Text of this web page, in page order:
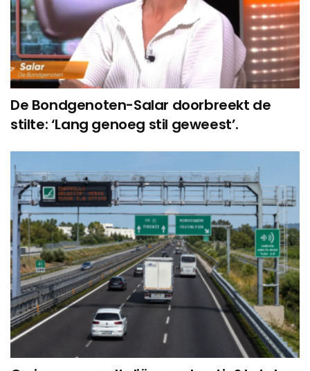
De Bondgenoten-Salar doorbreekt de
stilte: ‘Lang genoeg stil geweest’.